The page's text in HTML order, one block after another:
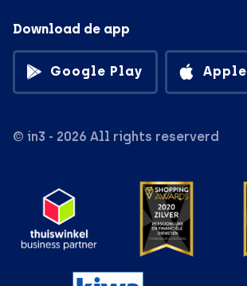
Download de app
Google Play Apple
© in3 - 2026 All rights reserverd